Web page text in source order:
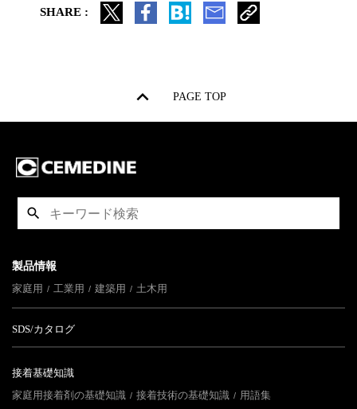
SHARE :
PAGE TOP
製品情報
家庭用
工業用 建築用 土木用
SDS/カタログ
接着基礎知識
家庭用接着剤の基礎知識
接着技術の基礎知識 用語集